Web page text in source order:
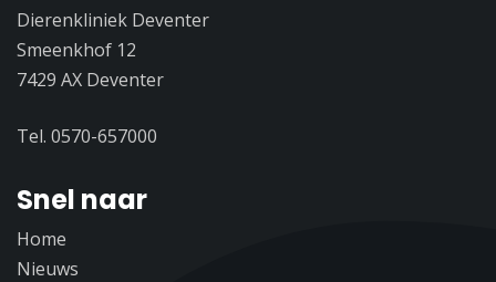
Dierenkliniek Deventer
Smeenkhof 12
7429 AX Deventer
Tel. 0570-657000
Snel naar
Home
Nieuws